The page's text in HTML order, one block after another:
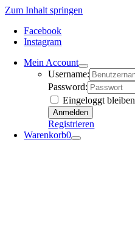
Zum Inhalt springen
Facebook
Instagram
Mein Account
Username:
Password:
Eingeloggt bleiben
Registrieren
Warenkorb0